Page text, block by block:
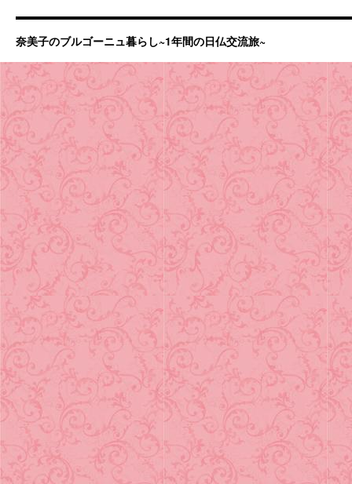
奈美子のブルゴーニュ暮らし~1年間の日仏交流旅~